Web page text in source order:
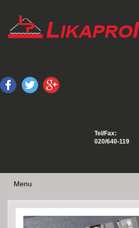
Tel/Fax:
020/640-119
Menu